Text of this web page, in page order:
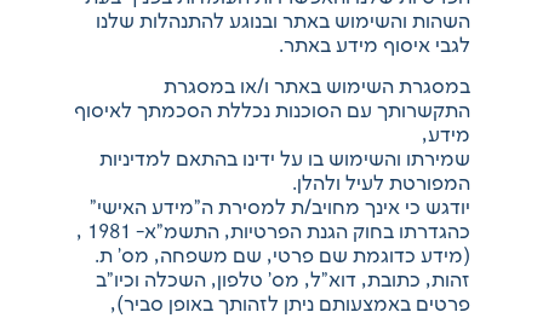
השהות והשימוש באתר ובנוגע להתנהלות שלנו
לגבי איסוף מידע באתר.
במסגרת השימוש באתר ו/או במסגרת
התקשרותך עם הסוכנות נכללת הסכמתך לאיסוף
מידע,
שמירתו והשימוש בו על ידינו בהתאם למדיניות
המפורטת לעיל ולהלן.
יודגש כי אינך מחויב/ת למסירת ה"מידע האישי"
כהגדרתו בחוק הגנת הפרטיות, התשמ"א- 1981 ,
(מידע כדוגמת שם פרטי, שם משפחה, מס' ת.
זהות, כתובת, דוא"ל, מס' טלפון, השכלה וכיו"ב
פרטים באמצעותם ניתן לזהותך באופן סביר),